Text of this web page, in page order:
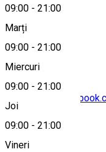
09:00 - 21:00
Marți
09:00 - 21:00
Miercuri
09:00 - 21:00
Joi
09:00 - 21:00
Vineri
Hartă
https://
Despre